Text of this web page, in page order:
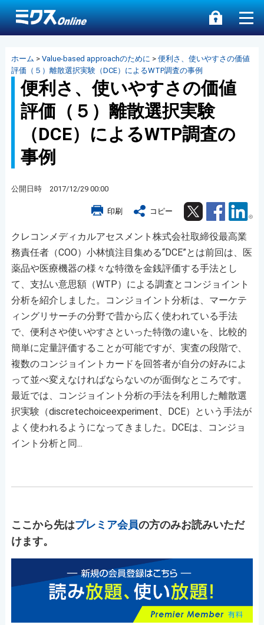
ホーム > Value-based approachのために > 便利さ、使いやすさの価値
評価（５）離散選択実験（DCE）によるWTP調査の事例
便利さ、使いやすさの価値
評価（５）離散選択実験
（DCE）によるWTP調査の
事例
公開日時 2017/12/29 00:00
印刷 コピー Twitter Facebook
クレコンメディカルアセスメント株式会社取締役最高業
務責任者（COO）小林慎注目集める“DCE”とは前回は、医
薬品や医療機器の様々な特徴を金銭評価する手法とし
て、支払い意思額（WTP）による調査とコンジョイント
分析を紹介しました。コンジョイント分析は、マーケテ
ィングリサーチの分野で昔から広く使われている手法
で、便利さや使いやすさといった特徴の違いを、比較的
簡単に定量評価することが可能ですが、実査の段階で、
複数のコンジョイントカードを回答者が自分の好みによ
って並べ変えなければならないのが面倒なところです。
最近では、コンジョイント分析の手法を利用した離散選
択実験（discretechoiceexperiment、DCE）という手法が
よく使われるようになってきました。DCEは、コンジョ
イント分析と同...
ここから先はプレミア会員の方のみお読みいただ
けます。